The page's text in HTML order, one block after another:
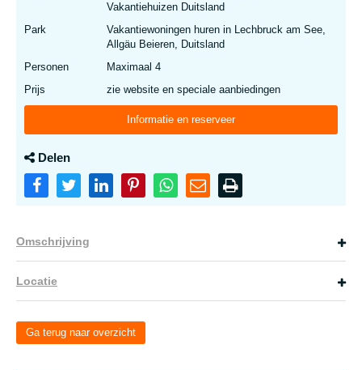
Vakantiehuizen Duitsland
Park
Vakantiewoningen huren in Lechbruck am See,
Allgäu Beieren, Duitsland
Personen
Maximaal 4
Prijs
zie website en speciale aanbiedingen
Informatie en reserveer
Delen
Omschrijving
Locatie
Ga terug naar overzicht